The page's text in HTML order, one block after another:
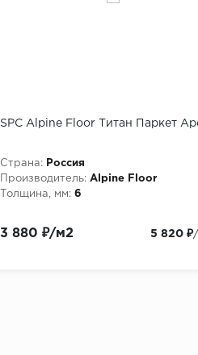
SPC Alpine Floor Титан Паркет
Страна:
Россия
Производитель: Alpine Floor
Толщина, мм: 6
3 880 ₽/м2 5 820 ₽/